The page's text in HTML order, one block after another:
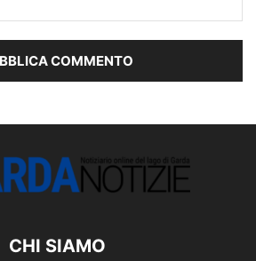
CHI SIAMO